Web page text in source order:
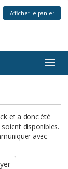
Afficher le panier
et a donc été
disponibles.
avec